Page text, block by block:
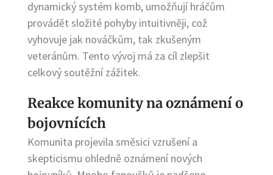
dynamický systém komb, umožňují hráčům
provádět složité pohyby intuitivněji, což
vyhovuje jak nováčkům, tak zkušeným
veteránům. Tento vývoj má za cíl zlepšit
celkový soutěžní zážitek.
Reakce komunity na oznámení o
bojovnících
Komunita projevila směsici vzrušení a
skepticismu ohledně oznámení nových